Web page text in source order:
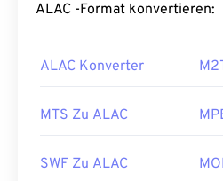
ALAC -Format konvertieren:
ALAC Konverter
MTS Zu ALAC
SWF Zu ALAC